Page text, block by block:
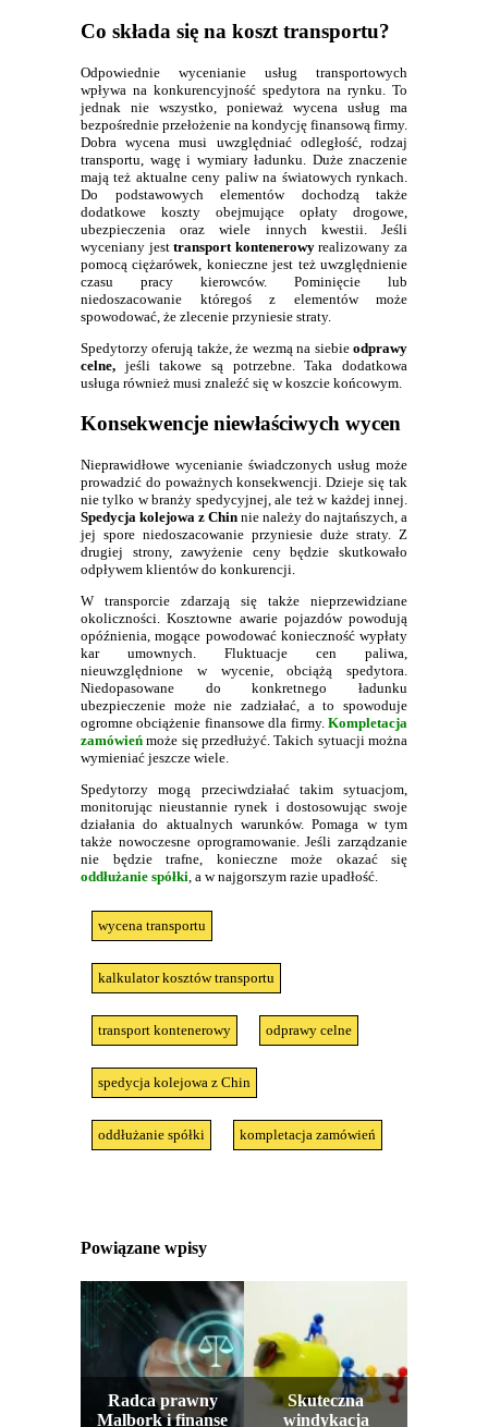
Co składa się na koszt transportu?
Odpowiednie wycenianie usług transportowych
wpływa na konkurencyjność spedytora na rynku. To
jednak nie wszystko, ponieważ wycena usług ma
bezpośrednie przełożenie na kondycję finansową firmy.
Dobra wycena musi uwzględniać odległość, rodzaj
transportu, wagę i wymiary ładunku. Duże znaczenie
mają też aktualne ceny paliw na światowych rynkach.
Do podstawowych elementów dochodzą także
dodatkowe koszty obejmujące opłaty drogowe,
ubezpieczenia oraz wiele innych kwestii. Jeśli
wyceniany jesttransport kontenerowyrealizowany za
pomocą ciężarówek, konieczne jest też uwzględnienie
czasu pracy kierowców. Pominięcie lub
niedoszacowanie któregoś z elementów może
spowodować, że zlecenie przyniesie straty.
Spedytorzy oferują także, że wezmą na siebie odprawy
celne, jeśli takowe są potrzebne. Taka dodatkowa
usługa również musi znaleźć się w koszcie końcowym.
Konsekwencje niewłaściwych wycen
Nieprawidłowe wycenianie świadczonych usług może
prowadzić do poważnych konsekwencji. Dzieje się tak
nie tylko w branży spedycyjnej, ale też w każdej innej.
Spedycja kolejowa z Chin nie należy do najtańszych, a
jej spore niedoszacowanie przyniesie duże straty. Z
drugiej strony, zawyżenie ceny będzie skutkowało
odpływem klientów do konkurencji.
W transporcie zdarzają się także nieprzewidziane
okoliczności. Kosztowne awarie pojazdów powodują
opóźnienia, mogące powodować konieczność wypłaty
kar umownych. Fluktuacje cen paliwa,
nieuwzględnione w wycenie, obciążą spedytora.
Niedopasowane do konkretnego ładunku
ubezpieczenie może nie zadziałać, a to spowoduje
ogromne obciążenie finansowe dla firmy. Kompletacja
zamówień może się przedłużyć. Takich sytuacji można
wymieniać jeszcze wiele.
Spedytorzy mogą przeciwdziałać takim sytuacjom,
monitorując nieustannie rynek i dostosowując swoje
działania do aktualnych warunków. Pomaga w tym
także nowoczesne oprogramowanie. Jeśli zarządzanie
nie będzie trafne, konieczne może okazać się
oddłużanie spółki , a w najgorszym razie upadłość.
wycena transportu
kalkulator kosztów transportu
transport kontenerowy odprawy celne
spedycja kolejowa z Chin
oddłużanie spółki kompletacja zamówień
Powiązane wpisy
Radca prawny
Malbork i finanse
Skuteczna
windykacja